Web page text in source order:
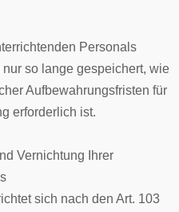
Personals
so lange gespeichert, wie
Aufbewahrungsfristen für
erforderlich ist.
Vernichtung Ihrer
sich nach den Art. 103